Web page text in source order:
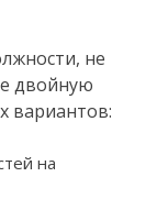
не
двойную
вариантов:
на